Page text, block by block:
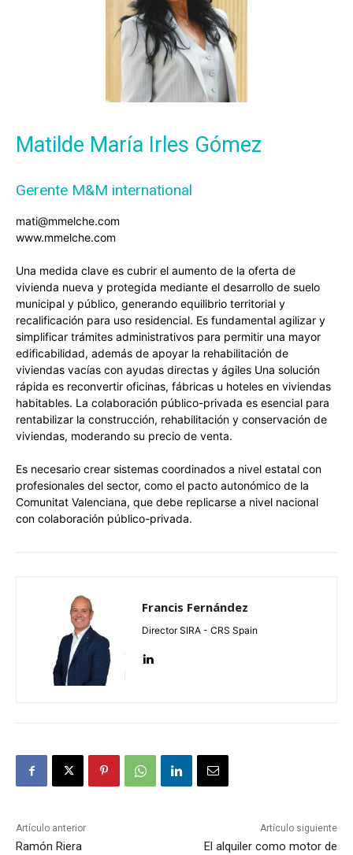
Matilde María Irles Gómez
Gerente M&M international
mati@mmelche.com
www.mmelche.com
Una medida clave es cubrir el aumento de la oferta de
vivienda nueva y protegida mediante el desarrollo de suelo
municipal y público, generando equilibrio territorial y
recalificación para uso residencial. Es fundamental agilizar y
simplificar trámites administrativos para permitir una mayor
edificabilidad, además de apoyar la rehabilitación de
viviendas vacías con ayudas directas y ágiles Una solución
rápida es reconvertir oficinas, fábricas u hoteles en viviendas
habitables. La colaboración público-privada es esencial para
rentabilizar la construcción, rehabilitación y conservación de
viviendas, moderando su precio de venta.
Es necesario crear sistemas coordinados a nivel estatal con
profesionales del sector, como el pacto autonómico de la
Comunitat Valenciana, que debe replicarse a nivel nacional
con colaboración público-privada.
Francis Fernández
Director SIRA - CRS Spain
Artículo anterior
Ramón Riera
Artículo siguiente
El alquiler como motor de